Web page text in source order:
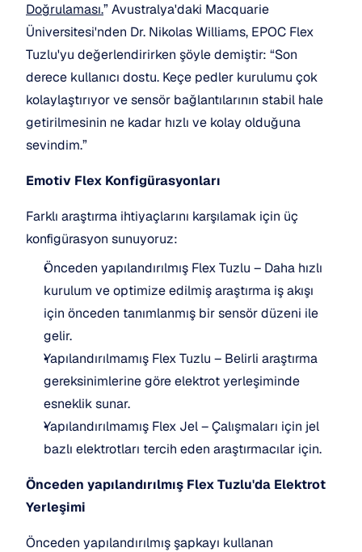
Doğrulaması.” Avustralya'daki Macquarie
Üniversitesi'nden Dr. Nikolas Williams, EPOC Flex
Tuzlu'yu değerlendirirken şöyle demiştir: “Son
derece kullanıcı dostu. Keçe pedler kurulumu çok
kolaylaştırıyor ve sensör bağlantılarının stabil hale
getirilmesinin ne kadar hızlı ve kolay olduğuna
sevindim.”
Emotiv Flex Konfigürasyonları
Farklı araştırma ihtiyaçlarını karşılamak için üç
konfigürasyon sunuyoruz:
Önceden yapılandırılmış Flex Tuzlu – Daha hızlı
kurulum ve optimize edilmiş araştırma iş akışı
için önceden tanımlanmış bir sensör düzeni ile
gelir.
Yapılandırılmamış Flex Tuzlu – Belirli araştırma
gereksinimlerine göre elektrot yerleşiminde
esneklik sunar.
Yapılandırılmamış Flex Jel – Çalışmaları için jel
bazlı elektrotları tercih eden araştırmacılar için.
Önceden yapılandırılmış Flex Tuzlu'da Elektrot
Yerleşimi
Önceden yapılandırılmış şapkayı kullanan